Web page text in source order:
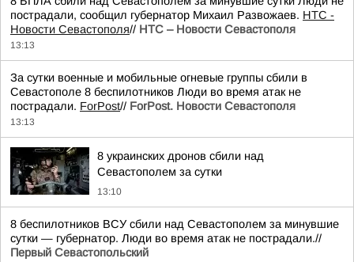
пострадали, сообщил губернатор Михаил Развожаев. НТС -
Новости Севастополя// НТС – Новости Севастополя
13:13
За сутки военные и мобильные огневые группы сбили в
Севастополе 8 беспилотников Люди во время атак не
пострадали. ForPost// ForPost. Новости Севастополя
13:13
8 украинских дронов сбили над
Севастополем за сутки
13:10
8 беспилотников ВСУ сбили над Севастополем за минувшие
сутки — губернатор. Люди во время атак не пострадали.//
Первый Севастопольский